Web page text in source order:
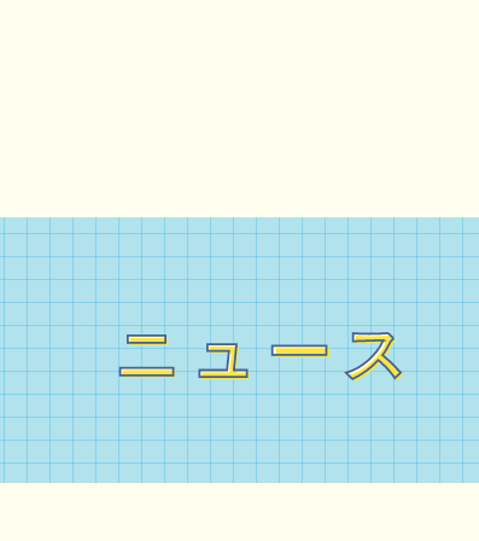
ニュース
ニュース